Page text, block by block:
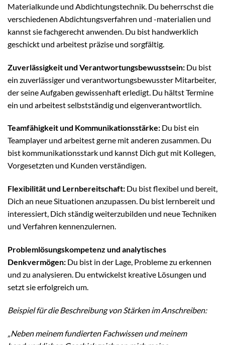
Materialkunde und Abdichtungstechnik. Du beherrschst die
verschiedenen Abdichtungsverfahren und -materialien und
kannst sie fachgerecht anwenden. Du bist handwerklich
geschickt und arbeitest präzise und sorgfältig.
Zuverlässigkeit und Verantwortungsbewusstsein: Du bist
ein zuverlässiger und verantwortungsbewusster Mitarbeiter,
der seine Aufgaben gewissenhaft erledigt. Du hältst Termine
ein und arbeitest selbstständig und eigenverantwortlich.
Teamfähigkeit und Kommunikationsstärke: Du bist ein
Teamplayer und arbeitest gerne mit anderen zusammen. Du
bist kommunikationsstark und kannst Dich gut mit Kollegen,
Vorgesetzten und Kunden verständigen.
Flexibilität und Lernbereitschaft: Du bist flexibel und bereit,
Dich an neue Situationen anzupassen. Du bist lernbereit und
interessiert, Dich ständig weiterzubilden und neue Techniken
und Verfahren kennenzulernen.
Problemlösungskompetenz und analytisches
Denkvermögen: Du bist in der Lage, Probleme zu erkennen
und zu analysieren. Du entwickelst kreative Lösungen und
setzt sie erfolgreich um.
Beispiel für die Beschreibung von Stärken im Anschreiben:
„Neben meinem fundierten Fachwissen und meinem